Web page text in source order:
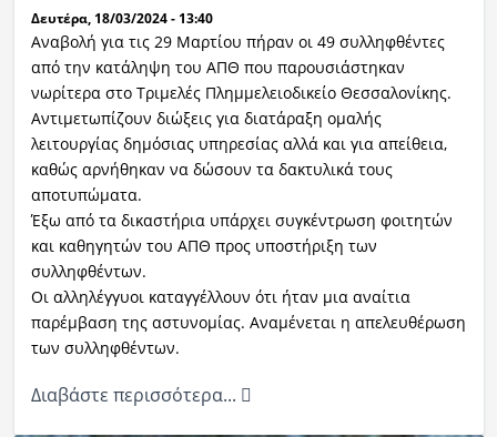
Δευτέρα, 18/03/2024 - 13:40
Αναβολή για τις 29 Μαρτίου πήραν οι 49 συλληφθέντες
από την κατάληψη του ΑΠΘ που παρουσιάστηκαν
νωρίτερα στο Τριμελές Πλημμελειοδικείο Θεσσαλονίκης.
Αντιμετωπίζουν διώξεις για διατάραξη ομαλής
λειτουργίας δημόσιας υπηρεσίας αλλά και για απείθεια,
καθώς αρνήθηκαν να δώσουν τα δακτυλικά τους
αποτυπώματα.
Έξω από τα δικαστήρια υπάρχει συγκέντρωση φοιτητών
και καθηγητών του ΑΠΘ προς υποστήριξη των
συλληφθέντων.
Οι αλληλέγγυοι καταγγέλλουν ότι ήταν μια αναίτια
παρέμβαση της αστυνομίας. Αναμένεται η απελευθέρωση
των συλληφθέντων.
Διαβάστε περισσότερα...